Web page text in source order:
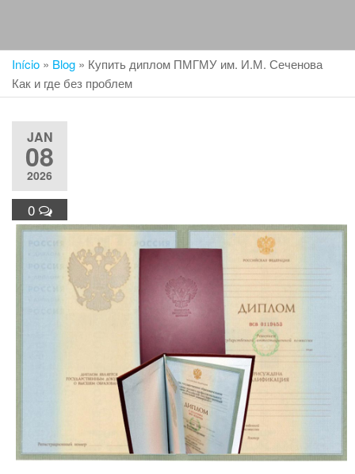
Início » Blog » Купить диплом ПМГМУ им. И.М. Сеченова
Как и где без проблем
JAN
08
2026
0